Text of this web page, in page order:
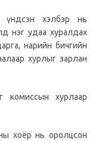
үндсэн хэлбэр нь
нэг удаа хуралдах
нарийн бичгийн
хурлыг зарлан
комиссын хурлаар
хоёр нь оролцсон